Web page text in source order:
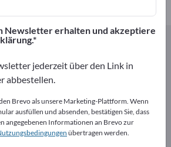
& Getränke
Getreide
auf
– Gebrauchtwaren –
hier starten
Newsletter erhalten und akzeptiere
jederzeit über den Link in
abbestellen.
Brevo als unsere Marketing-Plattform. Wenn
ausfüllen und absenden, bestätigen Sie, dass
angegebenen Informationen an Brevo zur
übertragen werden.